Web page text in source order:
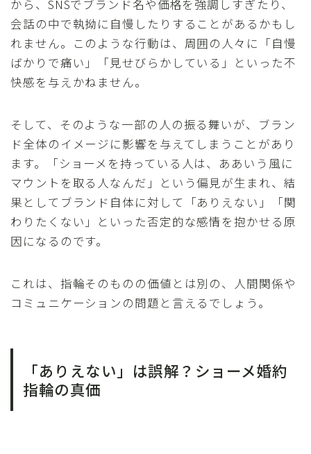
から、SNSでブランド名や価格を強調しすぎたり、
会話の中で執拗に自慢したりすることがあるかもし
れません。このような行動は、周囲の人々に「自慢
ばかりで痛い」「見せびらかしている」といった不
快感を与えかねません。
そして、そのような一部の人の振る舞いが、ブラン
ド全体のイメージに影響を与えてしまうことがあり
ます。「ショーメを持っている人は、ああいう風に
マウントを取る人なんだ」という偏見が生まれ、結
果としてブランド自体に対して「ありえない」「関
わりたくない」といった否定的な感情を抱かせる原
因になるのです。
これは、指輪そのものの価値とは別の、人間関係や
コミュニケーションの問題と言えるでしょう。
「ありえない」は誤解？ショーメ婚約
指輪の真価